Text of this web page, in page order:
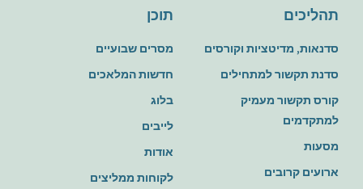
תהליכים
סדנאות, מדיטציות וקורסים
סדנת תקשור למתחילים
קורס תקשור מעמיק
למתקדמים
מסעות
ארועים קרובים
תוכן
מסרים שבועיים
חדשות המלאכים
בלוג
לייבים
אודות
לקוחות ממליצים